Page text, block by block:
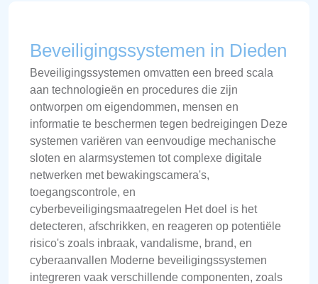
Beveiligingssystemen in Dieden
Beveiligingssystemen omvatten een breed scala
aan technologieën en procedures die zijn
ontworpen om eigendommen, mensen en
informatie te beschermen tegen bedreigingen Deze
systemen variëren van eenvoudige mechanische
sloten en alarmsystemen tot complexe digitale
netwerken met bewakingscamera's,
toegangscontrole, en
cyberbeveiligingsmaatregelen Het doel is het
detecteren, afschrikken, en reageren op potentiële
risico's zoals inbraak, vandalisme, brand, en
cyberaanvallen Moderne beveiligingssystemen
integreren vaak verschillende componenten, zoals